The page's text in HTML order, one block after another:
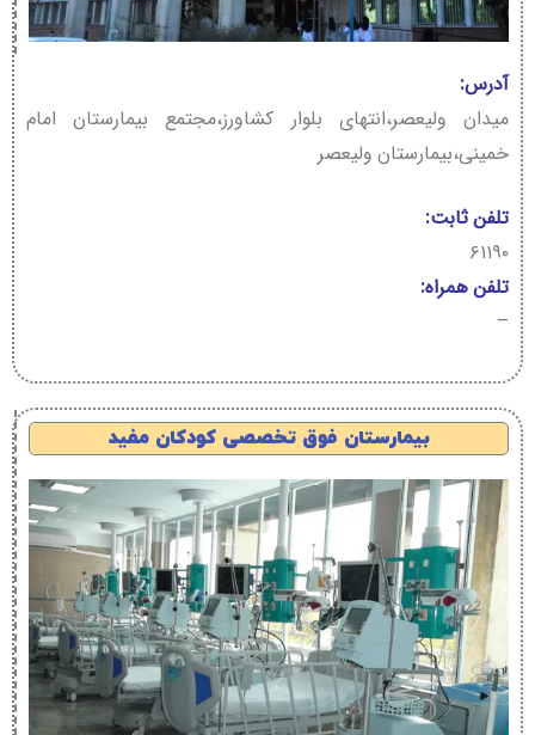
آدرس:
میدان ولیعصر،انتهای بلوار کشاورز،مجتمع بیمارستان امام
خمینی،بیمارستان ولیعصر
تلفن ثابت:
۶۱۱۹۰
تلفن همراه:
–
بیمارستان فوق تخصصی کودکان مفید